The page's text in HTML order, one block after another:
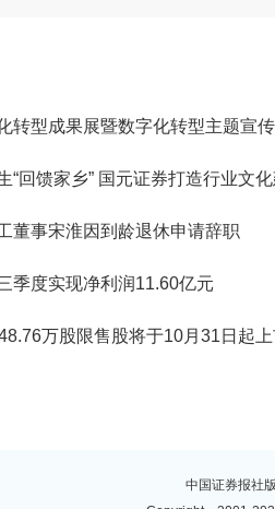
转型成果展暨数字化转型主题宣
“回馈家乡” 国元证券打造行业文
董事宋淮因到龄退休申请辞职
季度实现净利润11.60亿元
万股限售股将于10月31日起
中国证券报社